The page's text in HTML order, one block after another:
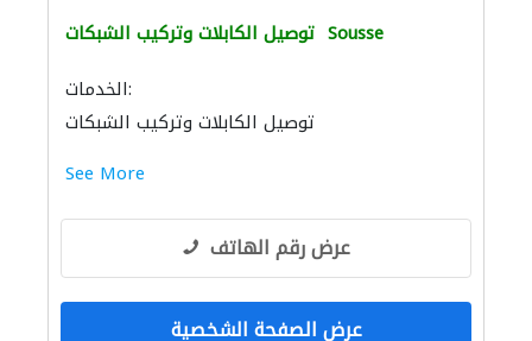
توصيل الكابلات وتركيب الشبكات Sousse
الخدمات:
توصيل الكابلات وتركيب الشبكات
See More
عرض رقم الهاتف
عرض الصفحة الشخصية